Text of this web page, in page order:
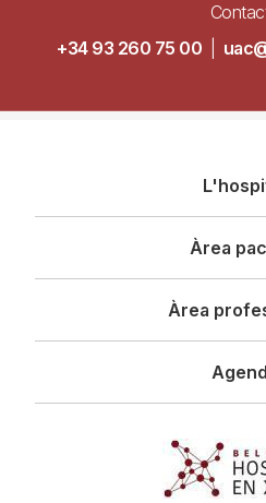
+34 93 260 75 00
principal
Àrea
Àrea